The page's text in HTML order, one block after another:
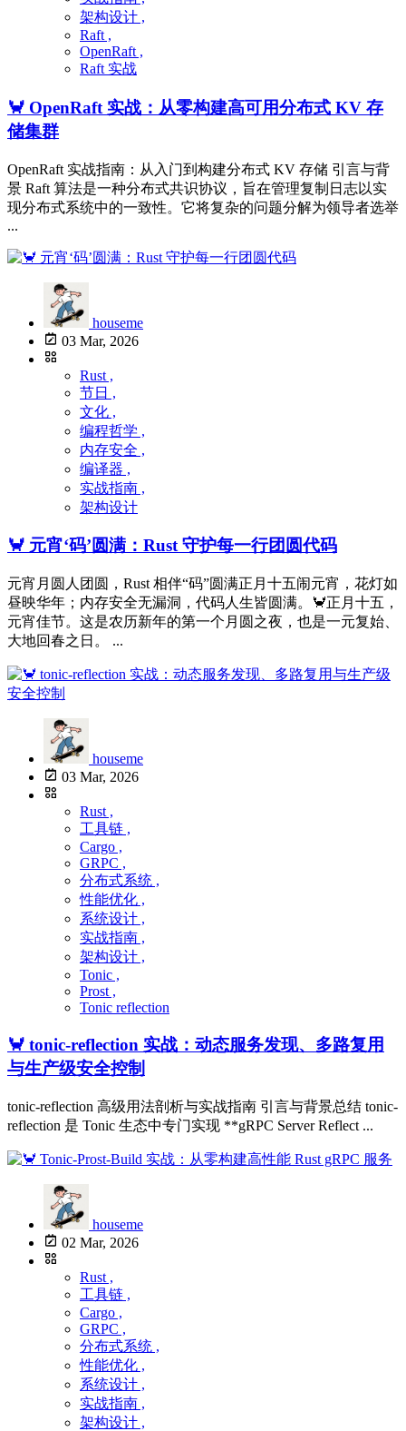
架构设计 ,
Raft ,
OpenRaft ,
Raft 实战
🦀 OpenRaft 实战：从零构建高可用分布式 KV 存
储集群
OpenRaft 实战指南：从入门到构建分布式 KV 存储 引言与背
景 Raft 算法是一种分布式共识协议，旨在管理复制日志以实
现分布式系统中的一致性。它将复杂的问题分解为领导者选举
...
houseme
03 Mar, 2026
Rust ,
节日 ,
文化 ,
编程哲学 ,
内存安全 ,
编译器 ,
实战指南 ,
架构设计
🦀 元宵‘码’圆满：Rust 守护每一行团圆代码
元宵月圆人团圆，Rust 相伴“码”圆满正月十五闹元宵，花灯如
昼映华年；内存安全无漏洞，代码人生皆圆满。🦀正月十五，
元宵佳节。这是农历新年的第一个月圆之夜，也是一元复始、
大地回春之日。 ...
houseme
03 Mar, 2026
Rust ,
工具链 ,
Cargo ,
GRPC ,
分布式系统 ,
性能优化 ,
系统设计 ,
实战指南 ,
架构设计 ,
Tonic ,
Prost ,
Tonic reflection
🦀 tonic-reflection 实战：动态服务发现、多路复用
与生产级安全控制
tonic-reflection 高级用法剖析与实战指南 引言与背景总结 tonic-
reflection 是 Tonic 生态中专门实现 **gRPC Server Reflect ...
houseme
02 Mar, 2026
Rust ,
工具链 ,
Cargo ,
GRPC ,
分布式系统 ,
性能优化 ,
系统设计 ,
实战指南 ,
架构设计 ,